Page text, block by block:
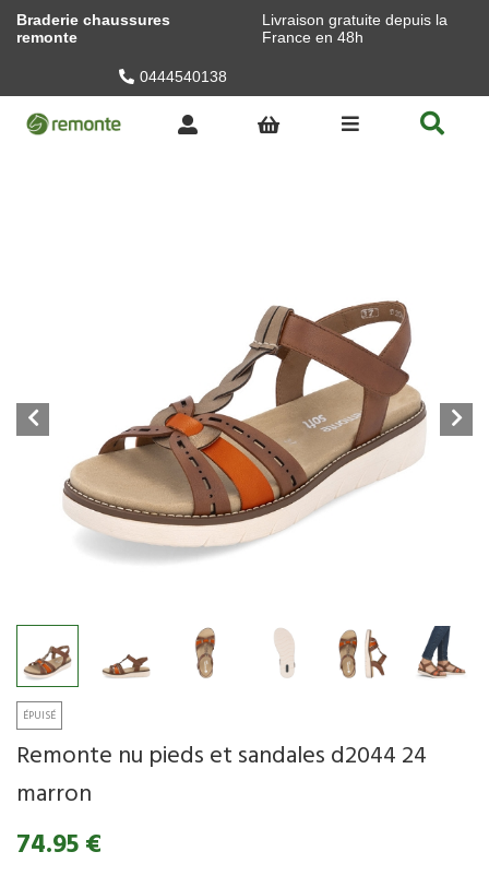
Braderie chaussures
remonte
Livraison gratuite depuis la
France en 48h
0444540138
Remonte nu pieds et sandales d2044 24
marron
74.95 €